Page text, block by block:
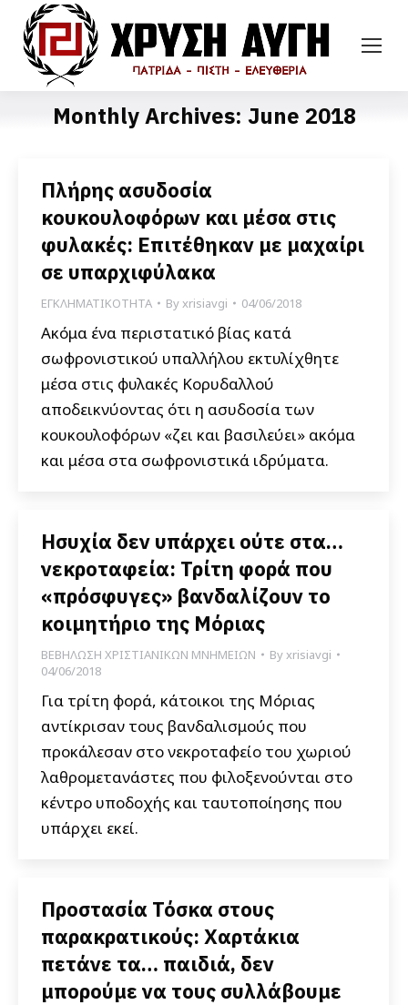
Monthly Archives: June 2018
Πλήρης ασυδοσία
κουκουλοφόρων και μέσα στις
φυλακές: Επιτέθηκαν με μαχαίρι
σε υπαρχιφύλακα
ΕΓΚΛΗΜΑΤΙΚΟΤΗΤΑ Byxrisiavgi 04/06/2018
Ακόμα ένα περιστατικό βίας κατά
σωφρονιστικού υπαλλήλου εκτυλίχθητε
μέσα στις φυλακές Κορυδαλλού
αποδεικνύοντας ότι η ασυδοσία των
κουκουλοφόρων «ζει και βασιλεύει» ακόμα
και μέσα στα σωφρονιστικά ιδρύματα.
Ησυχία δεν υπάρχει ούτε στα…
νεκροταφεία: Τρίτη φορά που
«πρόσφυγες» βανδαλίζουν το
κοιμητήριο της Μόριας
ΒΕΒΗΛΩΣΗ ΧΡΙΣΤΙΑΝΙΚΩΝ ΜΝΗΜΕΙΩΝ Byxrisiavgi
04/06/2018
Για τρίτη φορά, κάτοικοι της Μόριας
αντίκρισαν τους βανδαλισμούς που
προκάλεσαν στο νεκροταφείο του χωριού
λαθρομετανάστες που φιλοξενούνται στο
κέντρο υποδοχής και ταυτοποίησης που
υπάρχει εκεί.
Προστασία Τόσκα στους
παρακρατικούς: Χαρτάκια
πετάνε τα… παιδιά, δεν
μπορούμε να τους συλλάβουμε